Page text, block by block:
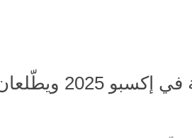
ولي عهد اليابان وحرمه يزوران جناح